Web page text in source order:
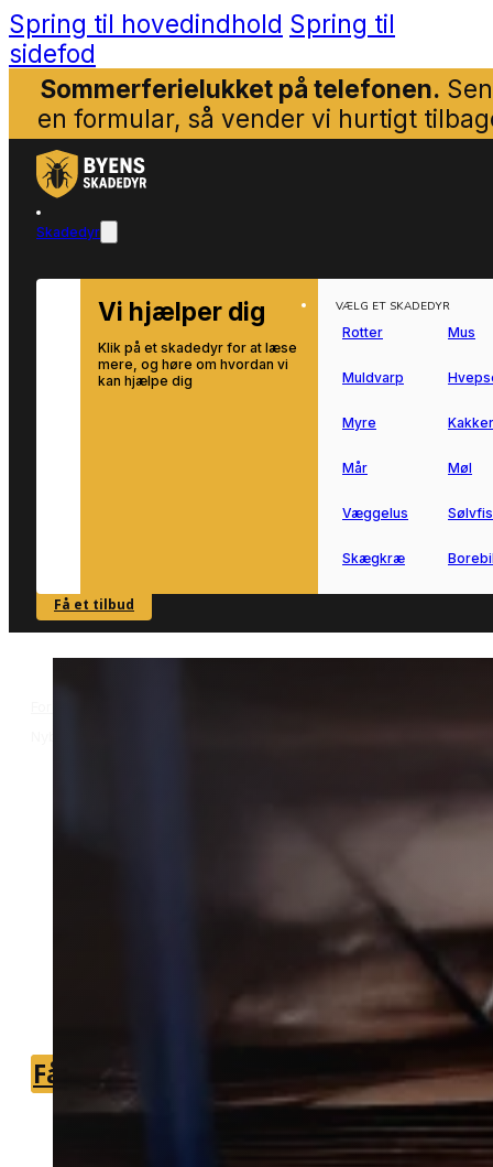
Spring til hovedindhold Spring til
sidefod
Sommerferielukket på telefonen.
en formular, så vender vi hurtigt
Skadedyr
Vi hjælper dig
Klik på et skadedyr for at læse
mere, og høre om hvordan vi
kan hjælpe dig
SE OVERSIGT
VÆLG ET SKADEDYR
Rotter Mus
Muldvarp
Myre
Mår Møl
Væggelus
Skægkræ
Få et tilbud
Effektiv væggelusbekæmpelse i
uden unødigt bøvl og lange
skadedyrstekniker, der kan hjælpe dig
sikkert af med væggelus.
Få et tilbud +45 51 90 85 46